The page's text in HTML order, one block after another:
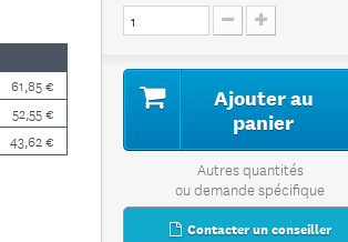
61,85 €
52,55 €
43,62 €
Ajouter au
panier
Autres quantités
ou demande spécifique
Contacter un conseiller